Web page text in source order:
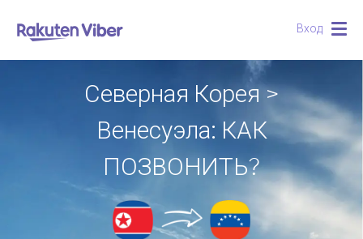
Вход
Северная Корея >
Венесуэла: КАК
ПОЗВОНИТЬ?